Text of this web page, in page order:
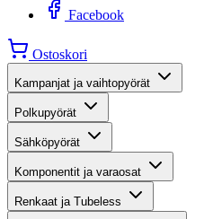
Facebook
Ostoskori
Kampanjat ja vaihtopyörät
Polkupyörät
Sähköpyörät
Komponentit ja varaosat
Renkaat ja Tubeless